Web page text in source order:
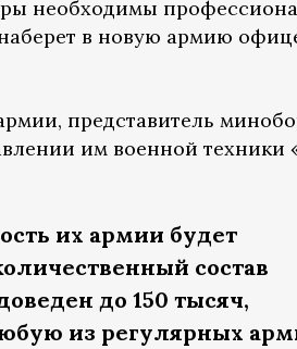
необходимы
в новую армию
представитель
им военной техники
их армии будет
состав
до 150 тысяч,
из регулярных